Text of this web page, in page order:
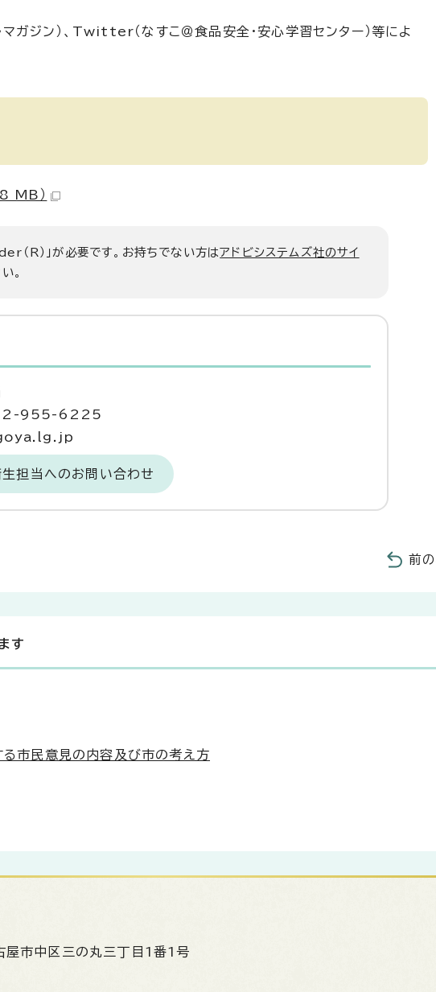
マガジン）、Twitter（なすこ＠食品安全・安心学習センター）等によ
MB）
（R）」が必要です。お持ちでない方はアドビシステムズ社のサイ
。
955-6225
担当へのお問い合わせ
前
す
市民意見の内容及び市の考え方
屋市中区三の丸三丁目1番1号